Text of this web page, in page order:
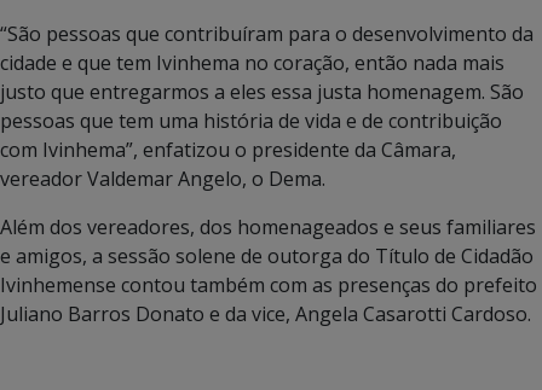
“São pessoas que contribuíram para o desenvolvimento da
cidade e que tem Ivinhema no coração, então nada mais
justo que entregarmos a eles essa justa homenagem. São
pessoas que tem uma história de vida e de contribuição
com Ivinhema”, enfatizou o presidente da Câmara,
vereador Valdemar Angelo, o Dema.
Além dos vereadores, dos homenageados e seus familiares
e amigos, a sessão solene de outorga do Título de Cidadão
Ivinhemense contou também com as presenças do prefeito
Juliano Barros Donato e da vice, Angela Casarotti Cardoso.